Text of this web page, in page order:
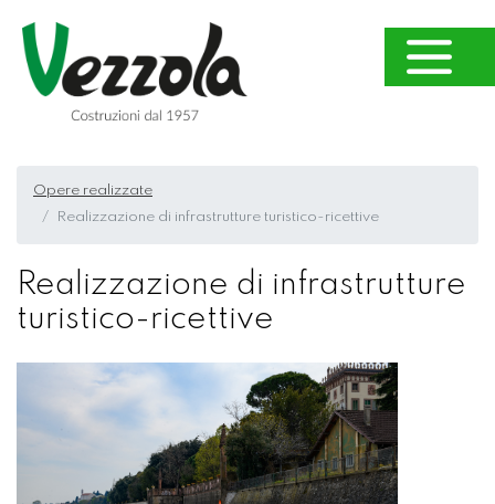
Opere realizzate
Realizzazione di infrastrutture turistico-ricettive
Realizzazione di infrastrutture
turistico-ricettive